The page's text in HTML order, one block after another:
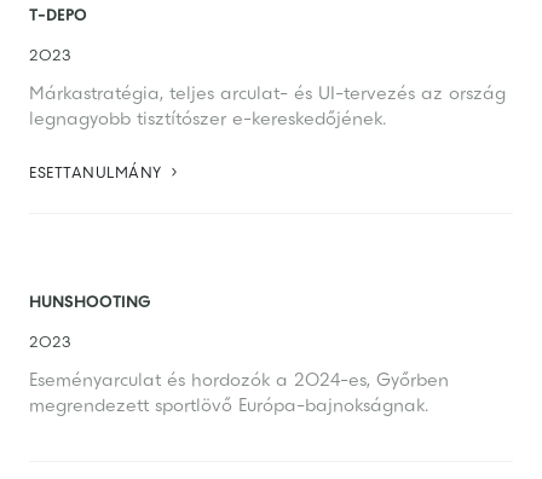
T-DEPO
2023
Márkastratégia, teljes arculat- és UI-tervezés az ország
legnagyobb tisztítószer e-kereskedőjének.
ESETTANULMÁNY 
HUNSHOOTING
2023
Eseményarculat és hordozók a 2024-es, Győrben
megrendezett sportlövő Európa-bajnokságnak.